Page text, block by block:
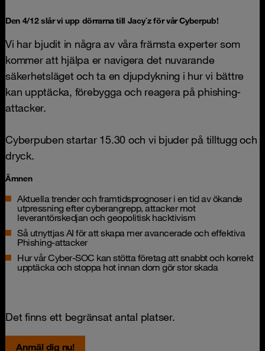
Den 4/12 slår vi upp dörrarna till Jacy´z för vår Cyberpub!
Vi har bjudit in några av våra främsta experter som
kommer att hjälpa er navigera det nuvarande
säkerhetsläget och ta en djupdykning i hur vi bättre
kan upptäcka, förebygga och reagera på phishing-
attacker.
Cyberpuben startar 15.30 och vi bjuder på tilltugg och
dryck.
Ämnen
Aktuella trender och framtidsprognoser i en tid av ökande
utpressning efter cyberangrepp, attacker mot
leverantörskedjan och geopolitisk hacktivism
Så utnyttjas AI för att skapa mer avancerade och effektiva
Phishing-attacker
Hur vår Cyber-SOC kan stötta företag att snabbt och korrekt
upptäcka och stoppa hot innan dom gör stor skada
Det finns ett begränsat antal platser.
Anmäl dig nu!